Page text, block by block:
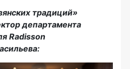
традиций»
департамента
Radisson
: